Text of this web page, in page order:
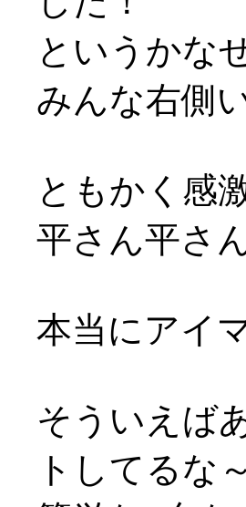
というかな
みんな右側
ともかく感
平さん平さ
本当にアイ
そういえば
トしてるな